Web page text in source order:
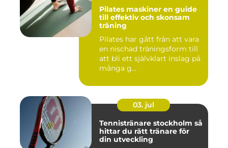
Pilates maskiner en guide
till effektiv och skonsam
träning
Pilates har gått från att vara
en nischad träningsform till
att bli ett självklart inslag på
många g...
03. jul
Tennistränare stockholm så
hittar du rätt tränare för
din utveckling